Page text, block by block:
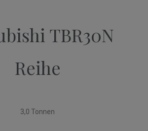
TBR30N
Reihe
3,0 Tonnen